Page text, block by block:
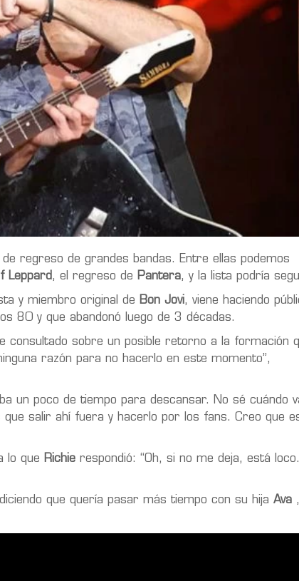
regreso de grandes bandas. Entre ellas podemos
Leppard, el regreso de Pantera, y la lista podría
y miembro original de Bon Jovi, viene haciendo
80 y que abandonó luego de 3 décadas.
consultado sobre un posible retorno a la formación
razón para no hacerlo en este momento”,
un poco de tiempo para descansar. No sé cuándo
salir ahí fuera y hacerlo por los fans. Creo que
lo que Richie respondió: “Oh, si no me deja, está loco.
diciendo que quería pasar más tiempo con su hija Ava ,